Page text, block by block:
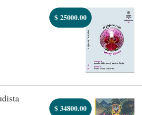
$25000.00
$34800.00